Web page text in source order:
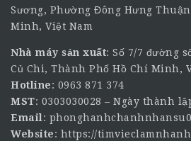
Sương, Phường Đông Hưng
Minh, Việt Nam
Nhà máy sản xuất: Số 7/7 đường
Củ Chi, Thành Phố Hồ Chí Minh,
Hotline: 0963 871 374
MST: 0303030028 – Ngày thành
Email :
Website: https://